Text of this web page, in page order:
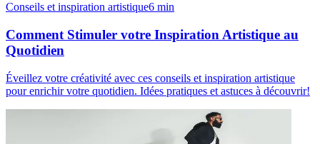
Conseils et inspiration artistique6 min
Comment Stimuler votre Inspiration Artistique au
Quotidien
Éveillez votre créativité avec ces conseils et inspiration artistique
pour enrichir votre quotidien. Idées pratiques et astuces à découvrir!